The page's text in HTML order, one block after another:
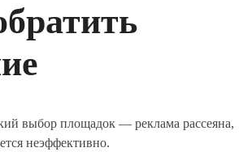
выбор площадок — реклама рассеяна,
неэффективно.